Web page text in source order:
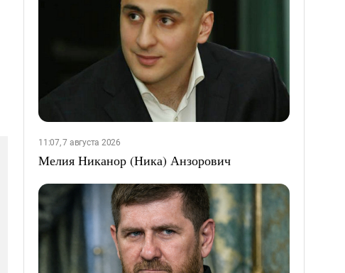
11:07, 7 августа 2026
Мелия Никанор (Ника) Анзорович